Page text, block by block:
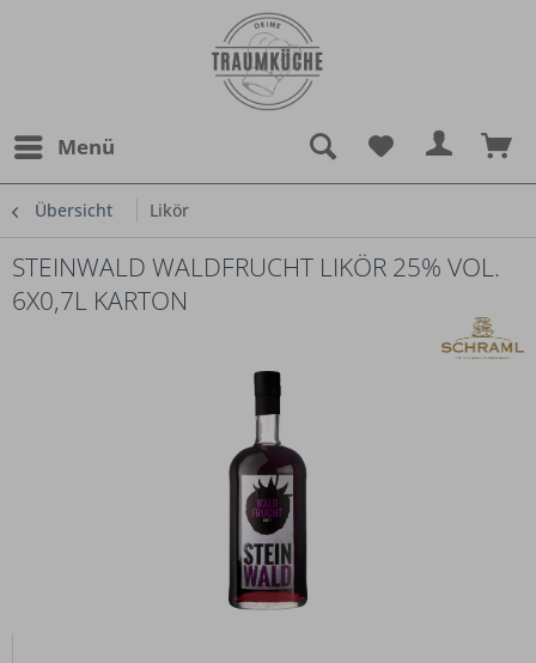
Menü
Übersicht Likör
STEINWALD WALDFRUCHT LIKÖR 25% VOL.
6X0,7L KARTON